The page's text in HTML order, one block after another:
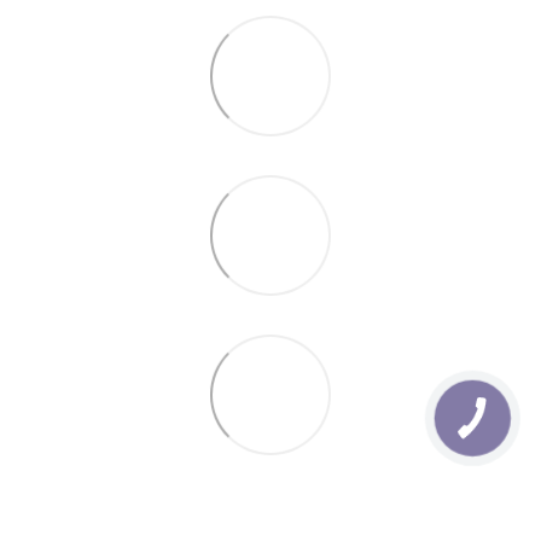
- Товари, які не перевищують Ширину 1,2м та Довжину
70см, відправляються на будь яке відділення Нової
Пошти . Дізнатись про деталі відділень нової пошти